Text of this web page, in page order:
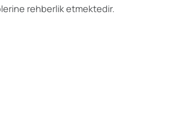
rehberlik etmektedir.